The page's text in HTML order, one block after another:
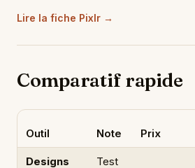
Lire la fiche Pixlr →
Comparatif rapide
Outil Note Prix
Designs
Test